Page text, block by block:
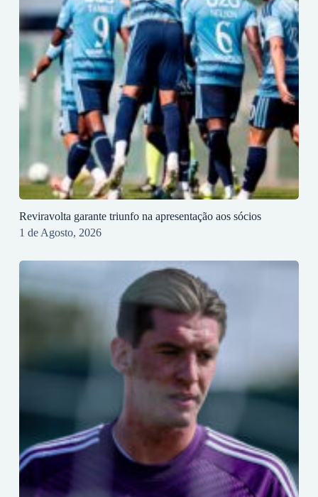
Reviravolta garante triunfo na apresentação aos sócios
1 de Agosto, 2026